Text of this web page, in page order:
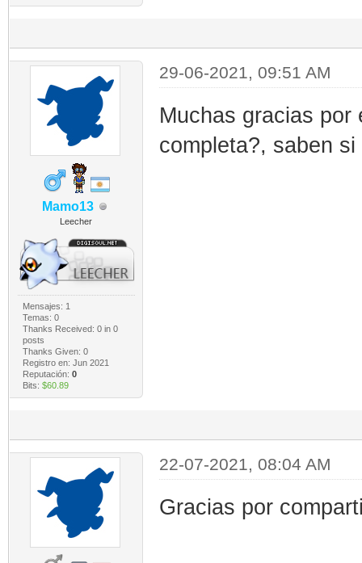
Mamo13
Leecher
Mensajes: 1
Temas: 0
Thanks Received: 0in 0
posts
Thanks Given: 0
Registro en: Jun 2021
Reputación: 0
Bits: $60.89
29-06-2021, 09:51 AM
Muchas gracias
completa?, saben
22-07-2021, 08:04 AM
Gracias por